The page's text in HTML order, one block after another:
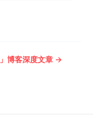
博客深度文章 →